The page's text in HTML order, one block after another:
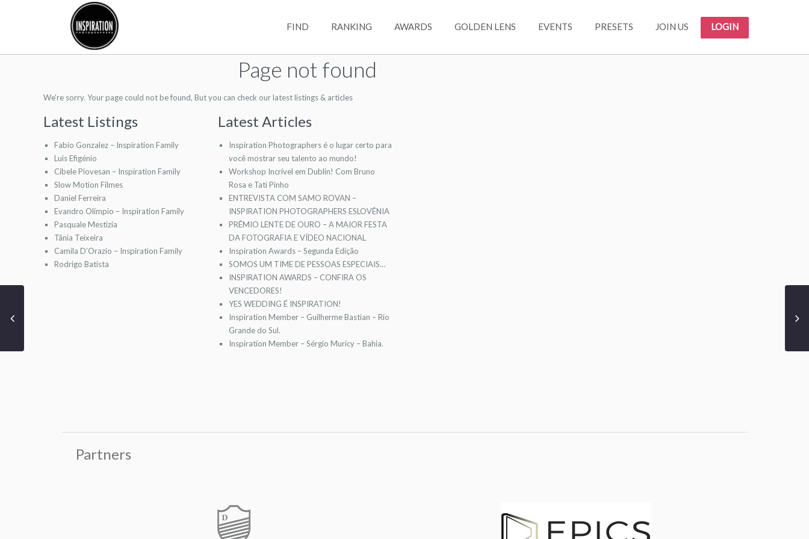
FIND RANKING AWARDS GOLDEN LENS EVENTS PRESETS JOIN US LOGIN
Page not found
We're sorry. Your page could not be found, But you can check our latest listings & articles
Latest Listings
Fabio Gonzalez – Inspiration Family
Luis Efigénio
Cibele Piovesan – Inspiration Family
Slow Motion Filmes
Daniel Ferreira
Evandro Olímpio – Inspiration Family
Pasquale Mestizia
Tânia Teixeira
Camila D’Orazio – Inspiration Family
Rodrigo Batista
Latest Articles
Inspiration Photographers é o lugar certo para
você mostrar seu talento ao mundo!
Workshop Incrível em Dublin! Com Bruno
Rosa e Tati Pinho
ENTREVISTA COM SAMO ROVAN –
INSPIRATION PHOTOGRAPHERS ESLOVÊNIA
PRÊMIO LENTE DE OURO – A MAIOR FESTA
DA FOTOGRAFIA E VÍDEO NACIONAL
Inspiration Awards – Segunda Edição
SOMOS UM TIME DE PESSOAS ESPECIAIS…
INSPIRATION AWARDS – CONFIRA OS
VENCEDORES!
YES WEDDING É INSPIRATION!
Inspiration Member – Guilherme Bastian – Rio
Grande do Sul.
Inspiration Member – Sérgio Muricy – Bahia.